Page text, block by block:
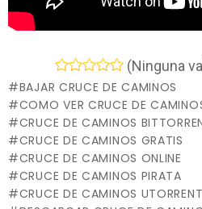
(Ninguna
BAJAR CRUCE DE CAMINOS
COMO VER CRUCE DE
CRUCE DE CAMINOS
CRUCE DE CAMINOS GRATIS
CRUCE DE CAMINOS ONLINE
CRUCE DE CAMINOS PIRATA
CRUCE DE CAMINOS UTORRENT